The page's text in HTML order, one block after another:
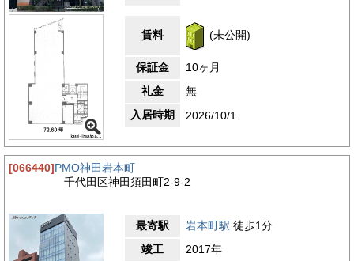
賃料 (未公開)
保証金
10ヶ月
礼金
無
入居時期
2026/10/1
[066440]PMO神田岩本町
千代田区神田須田町2-9-2
最寄駅 岩本町駅 徒歩1分
竣工
2017年